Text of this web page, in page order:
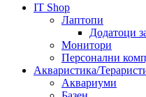
IT Shop
Лаптопи
Додатоци
Монитори
Персонални
Акваристика/
Аквариуми